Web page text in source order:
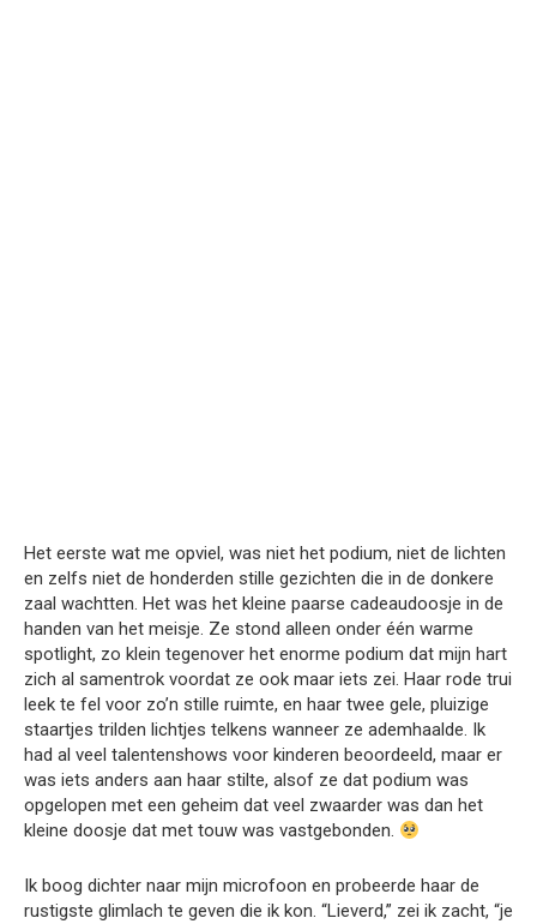
Het eerste wat me opviel, was niet het podium, niet de lichten
en zelfs niet de honderden stille gezichten die in de donkere
zaal wachtten. Het was het kleine paarse cadeaudoosje in de
handen van het meisje. Ze stond alleen onder één warme
spotlight, zo klein tegenover het enorme podium dat mijn hart
zich al samentrok voordat ze ook maar iets zei. Haar rode trui
leek te fel voor zo’n stille ruimte, en haar twee gele, pluizige
staartjes trilden lichtjes telkens wanneer ze ademhaalde. Ik
had al veel talentenshows voor kinderen beoordeeld, maar er
was iets anders aan haar stilte, alsof ze dat podium was
opgelopen met een geheim dat veel zwaarder was dan het
kleine doosje dat met touw was vastgebonden.
Ik boog dichter naar mijn microfoon en probeerde haar de
rustigste glimlach te geven die ik kon. “Lieverd,” zei ik zacht, “je